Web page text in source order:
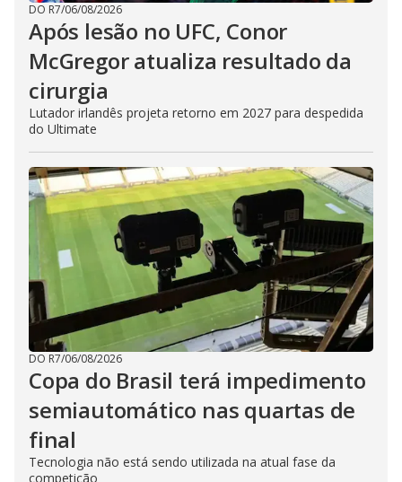
DO R7/06/08/2026
Após lesão no UFC, Conor
McGregor atualiza resultado da
cirurgia
Lutador irlandês projeta retorno em 2027 para despedida
do Ultimate
DO R7/06/08/2026
Copa do Brasil terá impedimento
semiautomático nas quartas de
final
Tecnologia não está sendo utilizada na atual fase da
competição